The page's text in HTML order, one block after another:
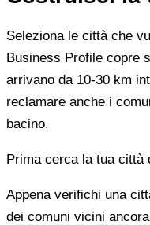
Seleziona le città che
Business Profile copre
arrivano da 10-30 km
reclamare anche i
bacino.
Prima cerca la tua città
Appena verifichi una
dei comuni vicini